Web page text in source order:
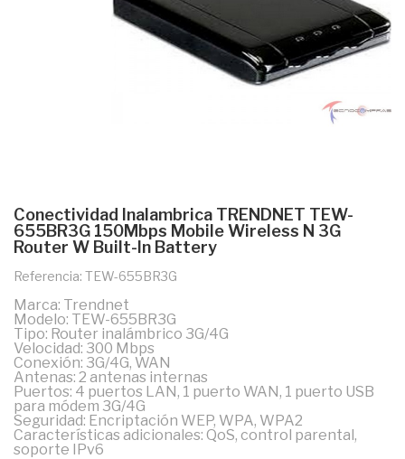
Conectividad Inalambrica TRENDNET TEW-
655BR3G 150Mbps Mobile Wireless N 3G
Router W Built-In Battery
Referencia: TEW-655BR3G
Marca: Trendnet
Modelo: TEW-655BR3G
Tipo: Router inalámbrico 3G/4G
Velocidad: 300 Mbps
Conexión: 3G/4G, WAN
Antenas: 2 antenas internas
Puertos: 4 puertos LAN, 1 puerto WAN, 1 puerto USB
para módem 3G/4G
Seguridad: Encriptación WEP, WPA, WPA2
Características adicionales: QoS, control parental,
soporte IPv6